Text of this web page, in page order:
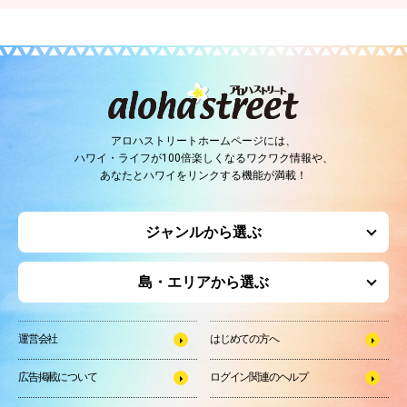
アロハストリートホームページには、
ハワイ・ライフが100倍楽しくなるワクワク情報や、
あなたとハワイをリンクする機能が満載！
ジャンルから選ぶ
島・エリアから選ぶ
運営会社 はじめての方へ
広告掲載について ログイン関連のヘルプ